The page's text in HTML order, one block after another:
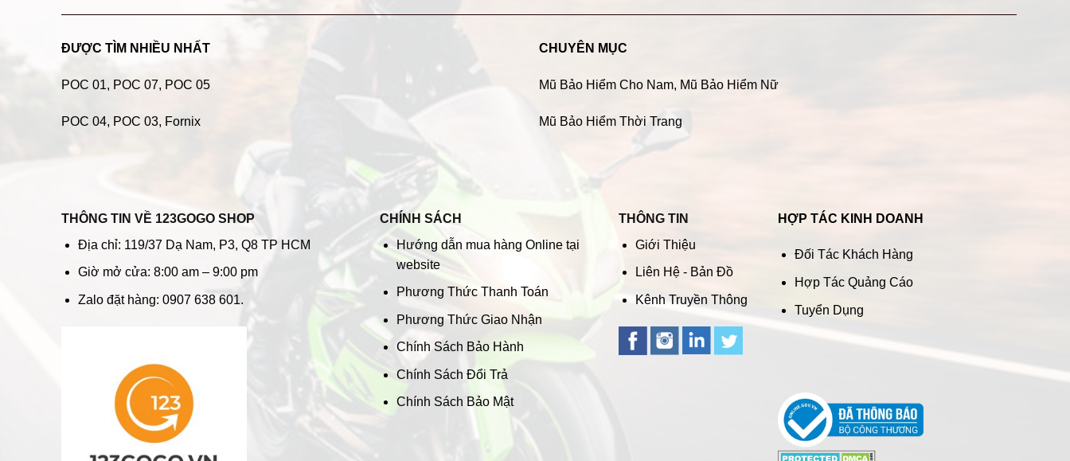
ĐƯỢC TÌM NHIỀU NHẤT
POC 01, POC 07, POC 05
POC 04, POC 03, Fornix
CHUYÊN MỤC
Mũ Bảo Hiểm Cho Nam, Mũ Bảo Hiểm Nữ
Mũ Bảo Hiểm Thời Trang
THÔNG TIN VỀ 123GOGO SHOP
Địa chỉ: 119/37 Dạ Nam, P3, Q8 TP HCM
Giờ mở cửa: 8:00 am – 9:00 pm
Zalo đặt hàng: 0907 638 601.
CHÍNH SÁCH
Hướng dẫn mua hàng Online tại
website
Phương Thức Thanh Toán
Phương Thức Giao Nhận
Chính Sách Bảo Hành
Chính Sách Đổi Trả
Chính Sách Bảo Mật
THÔNG TIN
Giới Thiệu
Liên Hệ - Bản Đồ
Kênh Truyền Thông
HỢP TÁC KINH DOANH
Đối Tác Khách Hàng
Hợp Tác Quảng Cáo
Tuyển Dụng